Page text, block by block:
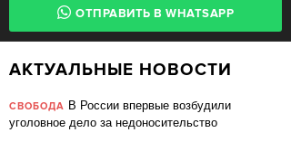
ОТПРАВИТЬ В WHATSAPP
АКТУАЛЬНЫЕ НОВОСТИ
СВОБОДА В России впервые возбудили
уголовное дело за недоносительство